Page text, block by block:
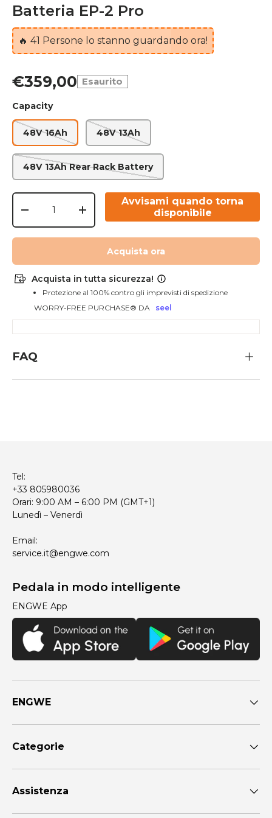
Batteria EP-2 Pro
🔥 41 Persone lo stanno guardando ora!
€359,00 Esaurito
Capacity
48V 16Ah 48V 13Ah
48V 13Ah Rear Rack Battery
Q.tà
-
+
Avvisami quando torna
disponibile
Acquista ora
Acquista in tutta sicurezza!
Protezione al 100% contro gli imprevisti di spedizione
WORRY-FREE PURCHASE® DA
seel
FAQ
Tel:
+33 805980036
Orari: 9:00 AM – 6:00 PM (GMT+1)
Lunedì – Venerdì
Email:
service.it@engwe.com
Pedala in modo intelligente
ENGWE App
ENGWE
Categorie
Assistenza